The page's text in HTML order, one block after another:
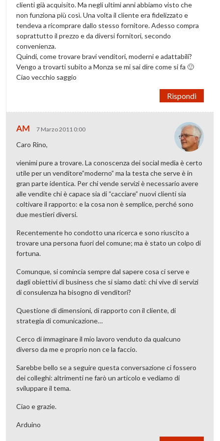
clienti già acquisito. Ma negli ultimi anni abbiamo visto che
non funziona più così. Una volta il cliente era fidelizzato e
tendeva a ricomprare dallo stesso fornitore. Adesso compra
soprattutto il prezzo e da diversi fornitori, secondo
convenienza.
Quindi, come trovare bravi venditori, moderni e adattabili?
Vengo a trovarti subito a Monza se mi sai dire come si fa 🙂
Ciao vecchio saggio
Rispondi
AM 7 Marzo 2011 0:00
Caro Rino,
vienimi pure a trovare. La conoscenza dei social media è certo
utile per un venditore”moderno” ma la testa che serve è in
gran parte identica. Per chi vende servizi è necessario avere
alle vendite chi è capace sia di “cacciare” nuovi clienti sia
coltivare il rapporto: e la cosa non è semplice, perché sono
due mestieri diversi.
Recentemente ho condotto una ricerca e sono riuscito a
trovare una persona fuori del comune; ma è stato un colpo di
fortuna.
Comunque, si comincia sempre dal sapere cosa ci serve e
dagli obiettivi di business che si siamo dati: chi vive di servizi
di consulenza ha bisogno di venditori?
Questione di dimensioni, di rapporto con il cliente, di
strategia di comunicazione…
Cerco di immaginare il mio lavoro venduto da qualcuno
diverso da me e proprio non ce la faccio.
Sarebbe bello se a seguire questa conversazione ci fossero
dei colleghi: altrimenti ne farò un articolo e vediamo di
sviluppare il tema.
Ciao e grazie.
Arduino